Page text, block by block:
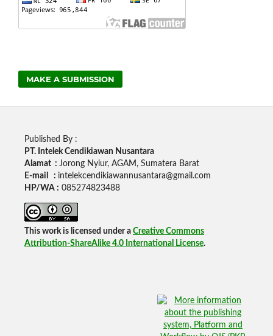
MAKE A SUBMISSION
Published By :
PT. Intelek Cendikiawan Nusantara
Alamat : Jorong Nyiur, AGAM, Sumatera Barat
E-mail : intelekcendikiawannusantara@gmail.com
HP/WA : 085274823488
This work is licensed under a Creative Commons
Attribution-ShareAlike 4.0 International License.